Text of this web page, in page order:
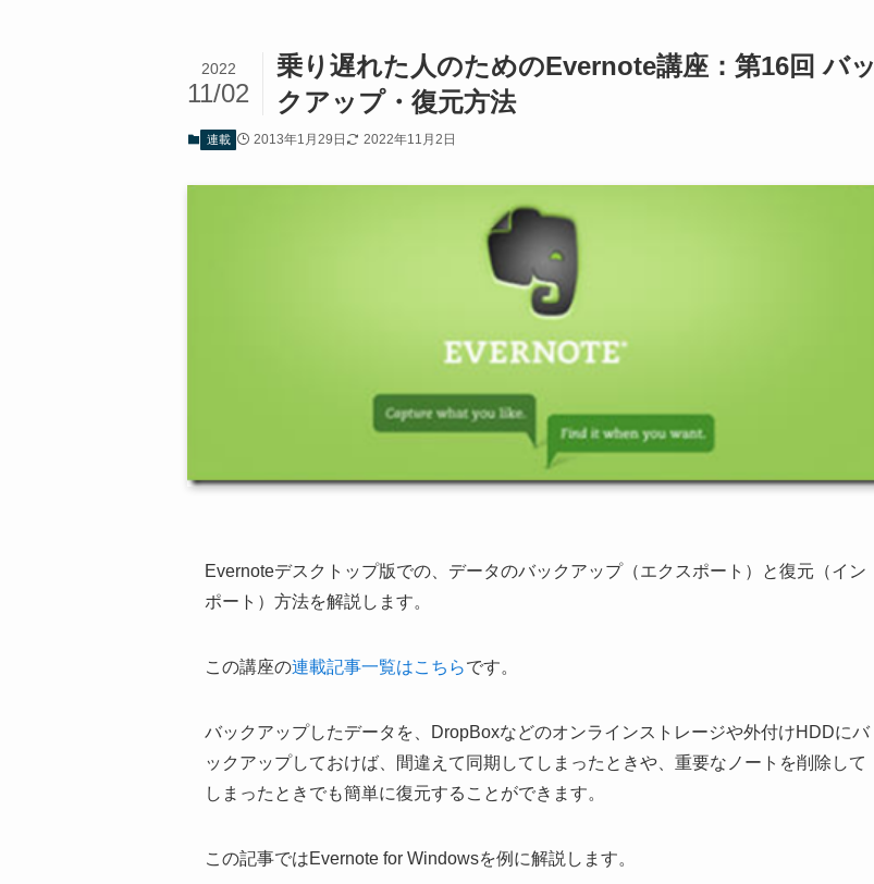
乗り遅れた人のためのEvernote講座：第16回 バッ
クアップ・復元方法
2022
11/02
連載 2013年1月29日 2022年11月2日
Evernoteデスクトップ版での、データのバックアップ（エクスポート）と復元（イン
ポート）方法を解説します。
この講座の連載記事一覧はこちらです。
バックアップしたデータを、DropBoxなどのオンラインストレージや外付けHDDにバ
ックアップしておけば、間違えて同期してしまったときや、重要なノートを削除して
しまったときでも簡単に復元することができます。
この記事ではEvernote for Windowsを例に解説します。